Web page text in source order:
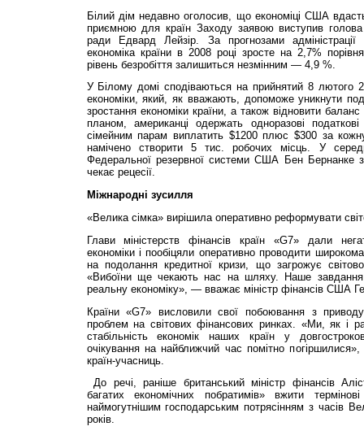
Білий дім недавно оголосив, що економіці США
приємною для країн Заходу заявою виступив голова
ради Едвард Лейзір. За прогнозами
економіка країни в 2008 році зросте на 2,7%
рівень безробіття залишиться незмінним — 4,9 %.
У Білому домі сподіваються на прийнятий 8 лютого
економіки, який, як вважають, допоможе уникнути
зростання економіки країни, а також відновити
планом, американці одержать одноразові
сімейним парам виплатить $1200 плюс $300 за
намічено створити 5 тис. робочих місць. У
Федеральної резервної системи США Бен Бернанке
чекає рецесії.
Міжнародні зусилля
«Велика сімка» вирішила оперативно реформувати
Глави міністерств фінансів країн «G7» дали
економіки і пообіцяли оперативно проводити
на подолання кредитної кризи, що загрожує
«Вибоїни ще чекають нас на шляху. Наше завдання
реальну економіку», — вважає міністр фінансів США
Країни «G7» висловили свої побоювання з
проблем на світових фінансових ринках. «Ми, як і
стабільність економік наших країн у
очікування на найближчий час помітно
країн-учасниць.
До речі, раніше британський міністр фінансів
багатих економічних побратимів» вжити
наймогутнішим господарським потрясінням з часів
років.